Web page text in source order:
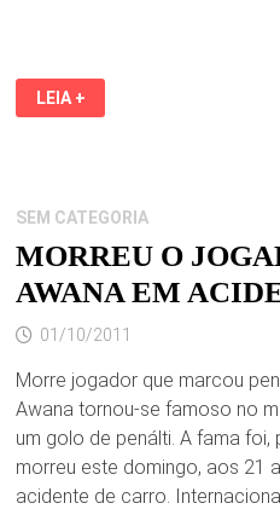
SIRLAN
SOUSA
LEIA +
SEM CATEGORIA
MORREU O
AWANA EM
01/10/2011
Morre jogador que marcou
Awana tornou-se famoso no
um golo de penálti. A fama
morreu este domingo, aos 21
acidente de carro.